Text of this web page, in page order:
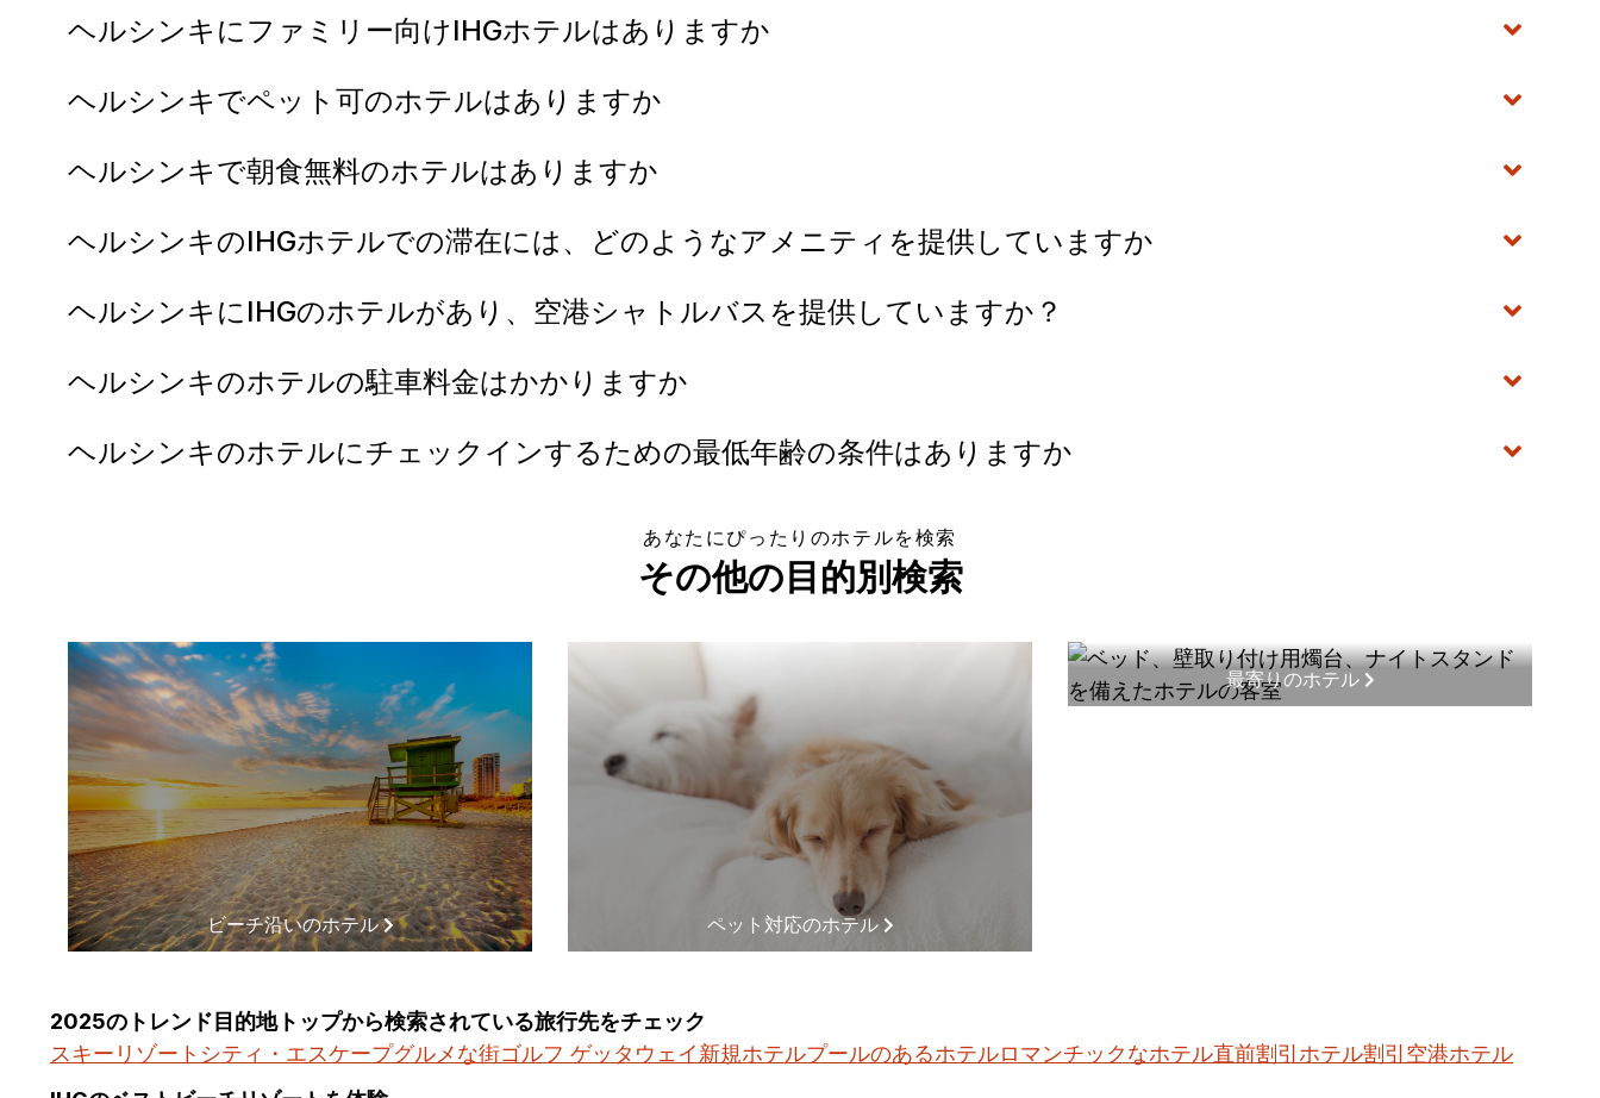
ヘルシンキにファミリー向けIHGホテルはありますか
ヘルシンキでペット可のホテルはありますか
ヘルシンキで朝食無料のホテルはありますか
ヘルシンキのIHGホテルでの滞在には、どのようなアメニティを提供していますか
ヘルシンキにIHGのホテルがあり、空港シャトルバスを提供していますか？
ヘルシンキのホテルの駐車料金はかかりますか
ヘルシンキのホテルにチェックインするための最低年齢の条件はありますか
あなたにぴったりのホテルを検索
その他の目的別検索
ビーチ沿いのホテル ペット対応のホテル
最寄りのホテル
2025のトレンド目的地トップから検索されている旅行先をチェック
スキーリゾート シティ・エスケープグルメな街ゴルフ ゲッタウェイ新規ホテルプールのあるホテルロマンチックなホテル直前割引ホテル割引 空港ホテル